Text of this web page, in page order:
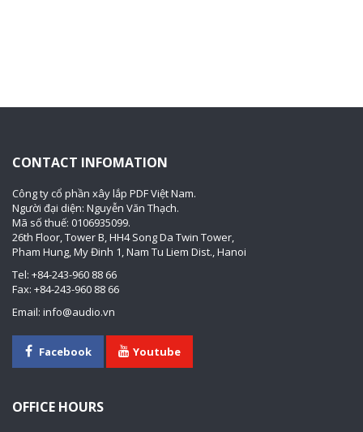
CONTACT INFOMATION
Công ty cổ phần xây lắp PDF Việt Nam.
Người đại diện: Nguyễn Văn Thạch.
Mã số thuế: 0106935099.
26th Floor, Tower B, HH4 Song Da Twin Tower,
Pham Hung, My Đinh 1, Nam Tu Liem Dist., Hanoi
Tel: +84-243-960 88 66
Fax: +84-243-960 88 66
Email: info@audio.vn
Facebook Youtube
OFFICE HOURS